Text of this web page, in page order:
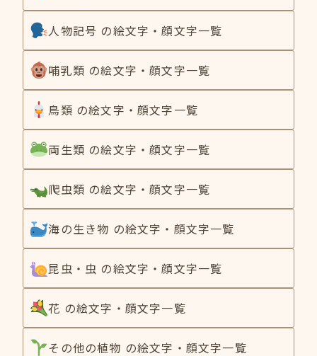
人物記号 の絵文字・顔文字一覧
哺乳類 の絵文字・顔文字一覧
鳥類 の絵文字・顔文字一覧
両生類 の絵文字・顔文字一覧
爬虫類 の絵文字・顔文字一覧
海の生き物 の絵文字・顔文字一覧
昆虫・虫 の絵文字・顔文字一覧
花 の絵文字・顔文字一覧
その他の植物 の絵文字・顔文字一覧